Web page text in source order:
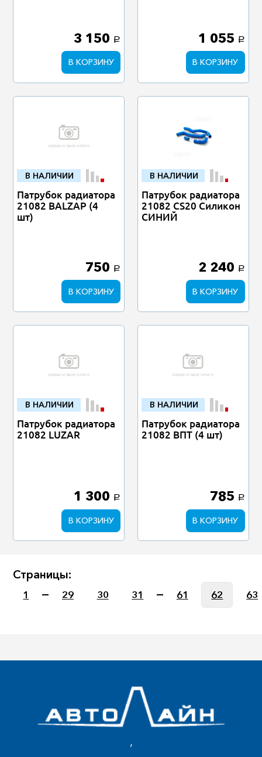
3 150 a
В КОРЗИНУ
1 055 a
В КОРЗИНУ
В НАЛИЧИИ
Патрубок радиатора
21082 BALZAP (4
шт)
750 a
В КОРЗИНУ
В НАЛИЧИИ
Патрубок радиатора
21082 CS20 Силикон
СИНИЙ
2 240 a
В КОРЗИНУ
В НАЛИЧИИ
Патрубок радиатора
21082 LUZAR
1 300 a
В КОРЗИНУ
В НАЛИЧИИ
Патрубок радиатора
21082 ВПТ (4 шт)
785 a
В КОРЗИНУ
Страницы:
1 29 30 31 61 62 63
,